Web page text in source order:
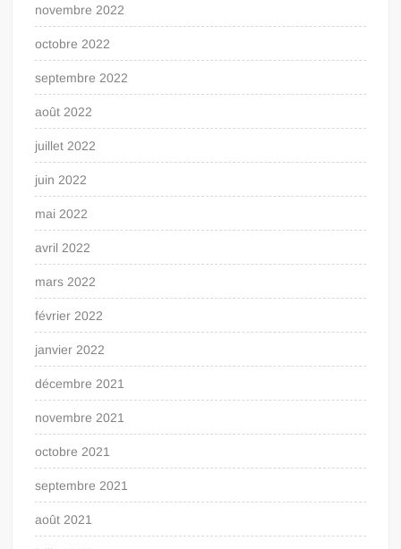
novembre 2022
octobre 2022
septembre 2022
août 2022
juillet 2022
juin 2022
mai 2022
avril 2022
mars 2022
février 2022
janvier 2022
décembre 2021
novembre 2021
octobre 2021
septembre 2021
août 2021